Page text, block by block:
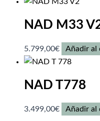
NAD M33
5.799,00€ Añadir al
NAD T778
3.499,00€ Añadir al